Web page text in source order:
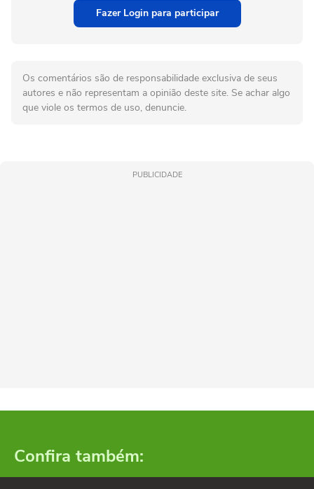
Fazer Login para participar
Os comentários são de responsabilidade exclusiva de seus
autores e não representam a opinião deste site. Se achar algo
que viole os termos de uso, denuncie.
PUBLICIDADE
Confira também: